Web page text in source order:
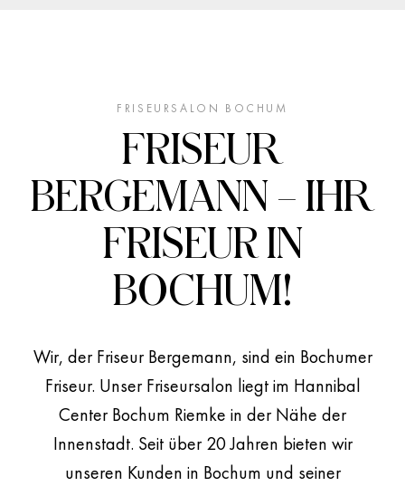
Schöne Haare sind
kein Zufall.
FRISEURSALON BOCHUM
FRISEUR
BERGEMANN – IHR
FRISEUR IN
BOCHUM!
Wir, der Friseur Bergemann, sind ein Bochumer
Friseur. Unser Friseursalon liegt im Hannibal
Center Bochum Riemke in der Nähe der
Innenstadt. Seit über 20 Jahren bieten wir
unseren Kunden in Bochum und seiner